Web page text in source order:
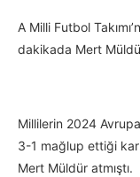
A Milli Futbol
dakikada Mert
Millilerin 2024
3-1 mağlup ettiği
Mert Müldür atmıştı.